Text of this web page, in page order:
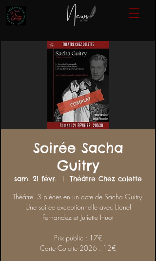
Soirée Sacha
Guitry
sam. 21 févr.
  |
Théâtre Chez colette
Théâtre. 3 pièces en un acte de Sacha Guitry.
Une soirée exceptionnelle avec Lionel
Fernandez et Juliette Huot
Prix public : 17€
Carte Colette 2026 : 12€